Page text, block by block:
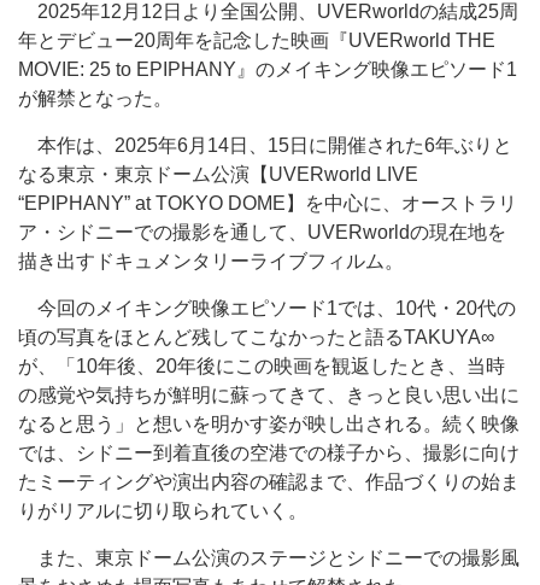
2025年12月12日より全国公開、UVERworldの結成25周
年とデビュー20周年を記念した映画『UVERworld THE
MOVIE: 25 to EPIPHANY』のメイキング映像エピソード1
が解禁となった。
本作は、2025年6月14日、15日に開催された6年ぶりと
なる東京・東京ドーム公演【UVERworld LIVE
“EPIPHANY” at TOKYO DOME】を中心に、オーストラリ
ア・シドニーでの撮影を通して、UVERworldの現在地を
描き出すドキュメンタリーライブフィルム。
今回のメイキング映像エピソード1では、10代・20代の
頃の写真をほとんど残してこなかったと語るTAKUYA∞
が、「10年後、20年後にこの映画を観返したとき、当時
の感覚や気持ちが鮮明に蘇ってきて、きっと良い思い出に
なると思う」と想いを明かす姿が映し出される。続く映像
では、シドニー到着直後の空港での様子から、撮影に向け
たミーティングや演出内容の確認まで、作品づくりの始ま
りがリアルに切り取られていく。
また、東京ドーム公演のステージとシドニーでの撮影風